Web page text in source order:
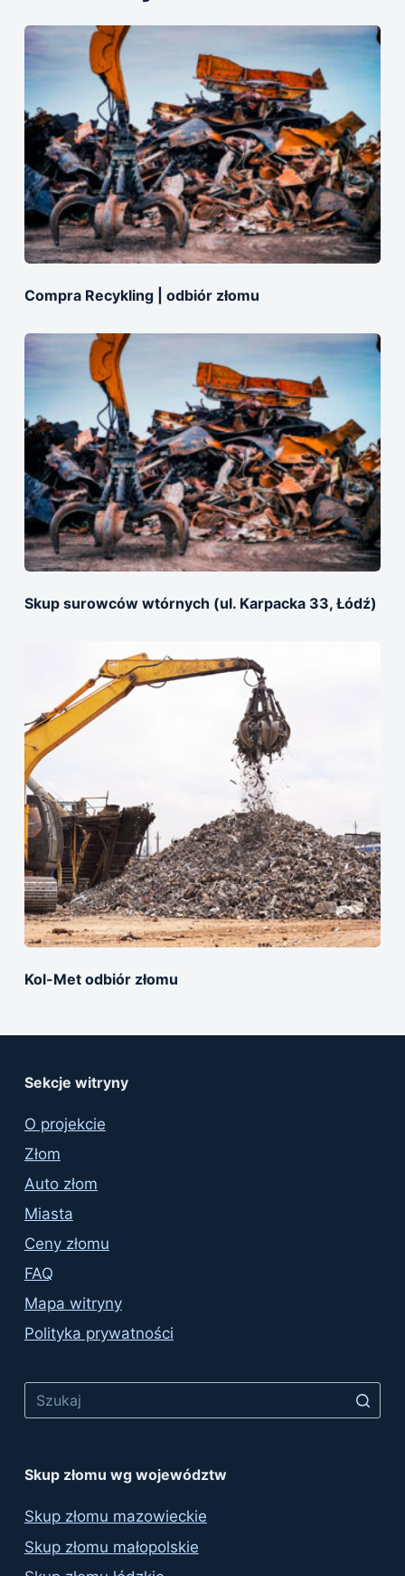
Compra Recykling | odbiór złomu
Skup surowców wtórnych (ul. Karpacka 33, Łódź)
Kol-Met оdbiór złomu
Sekcje witryny
O projekcie
Złom
Auto złom
Miasta
Ceny złomu
FAQ
Mapa witryny
Polityka prywatności
Skup złomu wg województw
Skup złomu mazowieckie
Skup złomu małopolskie